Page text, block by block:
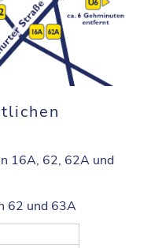
16A, 62, 62A und
62 und 63A